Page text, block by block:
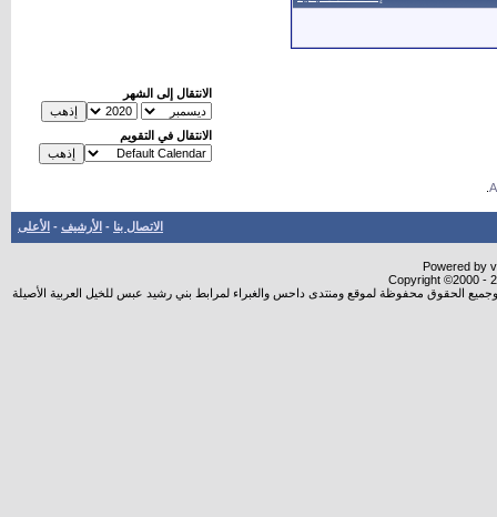
الانتقال إلى الشهر
الانتقال في التقويم
الاتصال بنا - الأرشيف - الأعلى
Powered by
Copyright ©2000 -
الحقوق محفوظة لموقع ومنتدى داحس والغبراء لمرابط بني رشيد عبس للخيل العربية الأصيلة